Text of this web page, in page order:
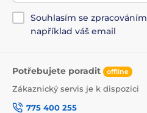
Souhlasím se zpracováním
například váš email
Potřebujete poradit offline
Zákaznický servis je k dispozici
775 400 255